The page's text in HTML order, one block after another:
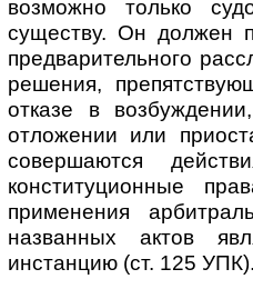
возможно только
существу. Он должен
предварительного
решения,
отказе в
отложении или
совершаются
конституционные
применения
названных актов
инстанцию (ст. 125